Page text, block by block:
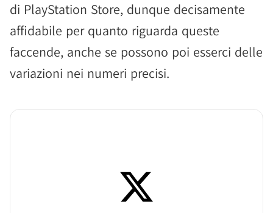
di PlayStation Store, dunque decisamente
affidabile per quanto riguarda queste
faccende, anche se possono poi esserci delle
variazioni nei numeri precisi.